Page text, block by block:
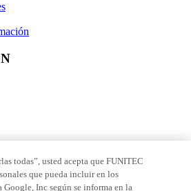
todas”, usted acepta que FUNITEC
que pueda incluir en los
Google, Inc según se informa en la